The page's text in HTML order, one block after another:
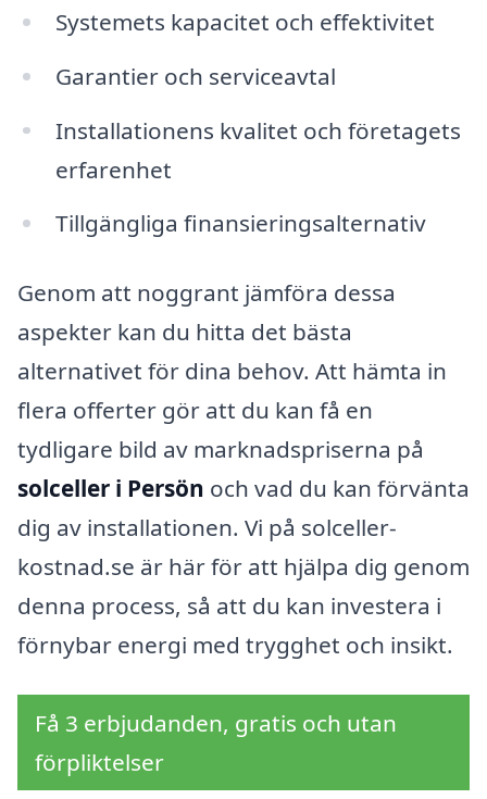
Systemets kapacitet och effektivitet
Garantier och serviceavtal
Installationens kvalitet och företagets
erfarenhet
Tillgängliga finansieringsalternativ
Genom att noggrant jämföra dessa
aspekter kan du hitta det bästa
alternativet för dina behov. Att hämta in
flera offerter gör att du kan få en
tydligare bild av marknadspriserna på
solceller i Persön och vad du kan förvänta
dig av installationen. Vi på solceller-
kostnad.se är här för att hjälpa dig genom
denna process, så att du kan investera i
förnybar energi med trygghet och insikt.
Få 3 erbjudanden, gratis och utan
förpliktelser